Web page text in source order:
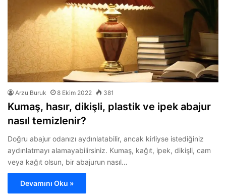
Arzu Buruk 8 Ekim 2022 381
Kumaş, hasır, dikişli, plastik ve ipek abajur
nasıl temizlenir?
Doğru abajur odanızı aydınlatabilir, ancak kirliyse istediğiniz
aydınlatmayı alamayabilirsiniz. Kumaş, kağıt, ipek, dikişli, cam
veya kağıt olsun, bir abajurun nasıl…
Devamını Oku »